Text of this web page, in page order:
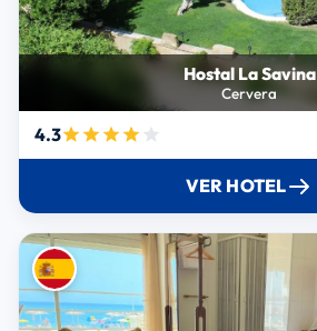
Hostal La Savina
Cervera
4.3
VER HOTEL